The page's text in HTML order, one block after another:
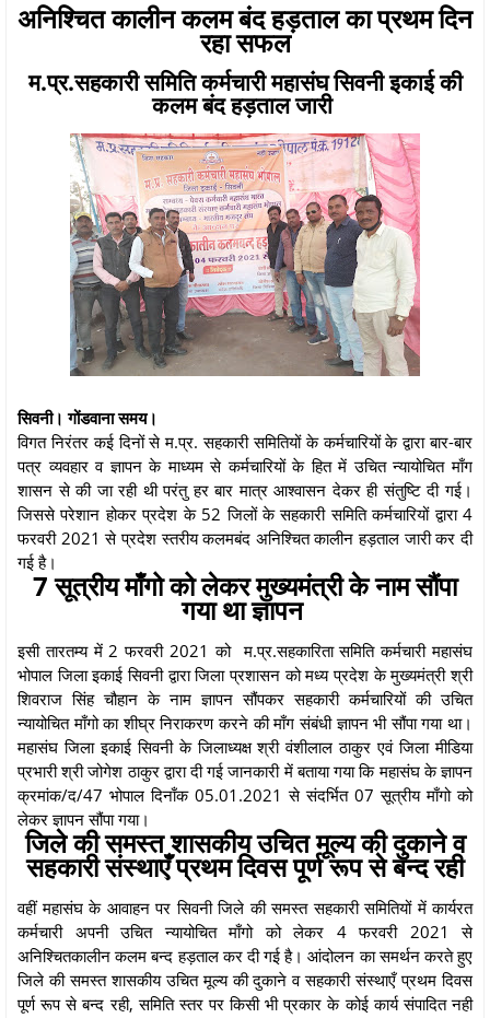
अनिश्चित कालीन कलम बंद हड़ताल का प्रथम दिन
रहा सफल
म.प्र.सहकारी समिति कर्मचारी महासंघ सिवनी इकाई की
कलम बंद हड़ताल जारी
सिवनी। गोंडवाना समय।
विगत निरंतर कई दिनों से म.प्र. सहकारी समितियों के कर्मचारियों के द्वारा बार-बार
पत्र व्यवहार व ज्ञापन के माध्यम से कर्मचारियों के हित में उचित न्यायोचित माँग
शासन से की जा रही थी परंतु हर बार मात्र आश्वासन देकर ही संतुष्टि दी गई।
जिससे परेशान होकर प्रदेश के 52 जिलों के सहकारी समिति कर्मचारियों द्वारा 4
फरवरी 2021 से प्रदेश स्तरीय कलमबंद अनिश्चित कालीन हड़ताल जारी कर दी
गई है।
7 सूत्रीय माँगो को लेकर मुख्यमंत्री के नाम सौंपा
गया था ज्ञापन
इसी तारतम्य में 2 फरवरी 2021 को म.प्र.सहकारिता समिति कर्मचारी महासंघ
भोपाल जिला इकाई सिवनी द्वारा जिला प्रशासन को मध्य प्रदेश के मुख्यमंत्री श्री
शिवराज सिंह चौहान के नाम ज्ञापन सौंपकर सहकारी कर्मचारियों की उचित
न्यायोचित माँगो का शीघ्र निराकरण करने की माँग संबंधी ज्ञापन भी सौंपा गया था।
महासंघ जिला इकाई सिवनी के जिलाध्यक्ष श्री वंशीलाल ठाकुर एवं जिला मीडिया
प्रभारी श्री जोगेश ठाकुर द्वारा दी गई जानकारी में बताया गया कि महासंघ के ज्ञापन
क्रमांक/द/47 भोपाल दिनाँक 05.01.2021 से संदर्भित 07 सूत्रीय माँगो को
लेकर ज्ञापन सौंपा गया।
जिले की समस्त शासकीय उचित मूल्य की दुकाने व
सहकारी संस्थाएँ प्रथम दिवस पूर्ण रूप से बन्द रही
वहीं महासंघ के आवाहन पर सिवनी जिले की समस्त सहकारी समितियों में कार्यरत
कर्मचारी अपनी उचित न्यायोचित माँगो को लेकर 4 फरवरी 2021 से
अनिश्चितकालीन कलम बन्द हड़ताल कर दी गई है। आंदोलन का समर्थन करते हुए
जिले की समस्त शासकीय उचित मूल्य की दुकाने व सहकारी संस्थाएँ प्रथम दिवस
पूर्ण रूप से बन्द रही, समिति स्तर पर किसी भी प्रकार के कोई कार्य संपादित नही